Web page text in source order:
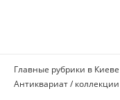
Главные рубрики в Киеве
Антиквариат / коллекции